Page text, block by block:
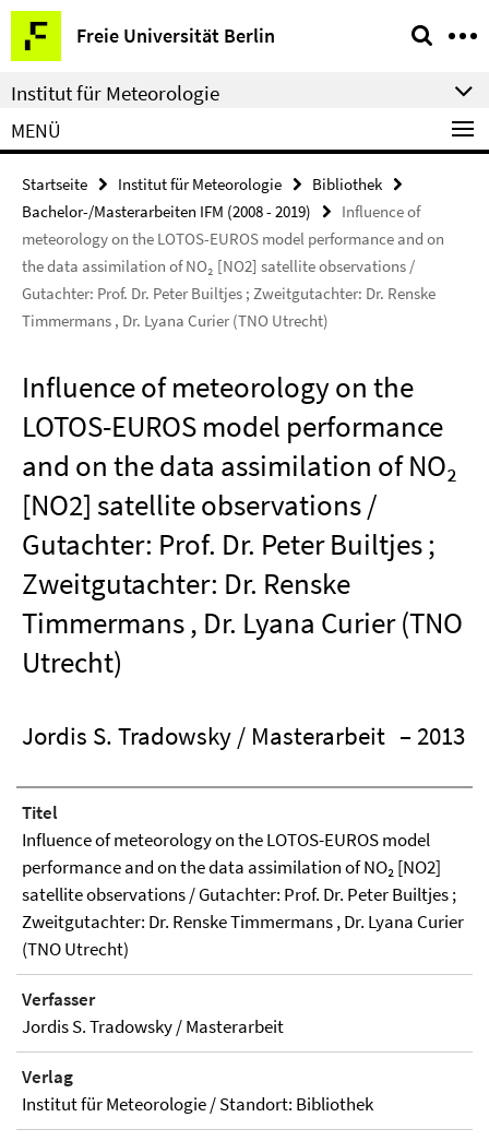
Springe
direkt
zu
Inhalt
Freie Universität Berlin
Service-
Navigation
Institut für Meteorologie
MENÜ
Startseite Institut für Meteorologie
Bibliothek
Bachelor-/Masterarbeiten IFM (2008 - 2019)
Influence of
meteorology on the LOTOS-EUROS model performance and on
the data assimilation of NO₂ [NO2] satellite observations /
Gutachter: Prof. Dr. Peter Builtjes ; Zweitgutachter: Dr. Renske
Timmermans , Dr. Lyana Curier (TNO Utrecht)
Influence of meteorology on the
LOTOS-EUROS model performance
and on the data assimilation of NO₂
[NO2] satellite observations /
Gutachter: Prof. Dr. Peter Builtjes ;
Zweitgutachter: Dr. Renske
Timmermans , Dr. Lyana Curier (TNO
Utrecht)
Jordis S. Tradowsky / Masterarbeit – 2013
Titel
Influence of meteorology on the LOTOS-EUROS model
performance and on the data assimilation of NO₂ [NO2]
satellite observations / Gutachter: Prof. Dr. Peter Builtjes ;
Zweitgutachter: Dr. Renske Timmermans , Dr. Lyana Curier
(TNO Utrecht)
Verfasser
Jordis S. Tradowsky / Masterarbeit
Verlag
Institut für Meteorologie / Standort: Bibliothek